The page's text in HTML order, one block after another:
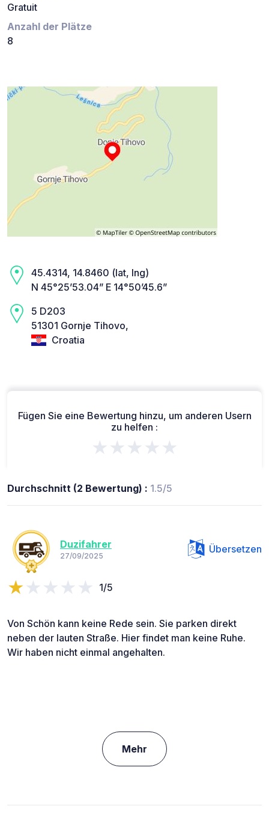
Gratuit
Anzahl der Plätze
8
45.4314, 14.8460 (lat, lng)
N 45°25’53.04” E 14°50’45.6”
5 D203
51301 Gornje Tihovo,
Croatia
Fügen Sie eine Bewertung hinzu, um anderen Usern
zu helfen :
★★★★★
Durchschnitt (2 Bewertung) : 1.5/5
Duzifahrer
27/09/2025
Übersetzen
1/5
Von Schön kann keine Rede sein. Sie parken direkt
neben der lauten Straße. Hier findet man keine Ruhe.
Wir haben nicht einmal angehalten.
Mehr